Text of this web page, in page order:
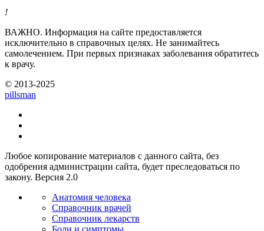
!
ВАЖНО. Информация на сайте предоставляется
исключительно в справочных целях. Не занимайтесь
самолечением. При первых признаках заболевания обратитесь
к врачу.
© 2013-2025
pillsman
Любое копирование материалов с данного сайта, без
одобрения администрации сайта, будет преследоваться по
закону. Версия 2.0
Анатомия человека
Справочник врачей
Справочник лекарств